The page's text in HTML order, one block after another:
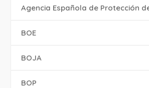
Agencia Española de Protección
BOE
BOJA
BOP